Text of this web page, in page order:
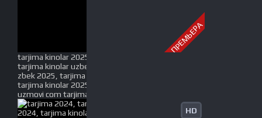
ПРЕМЬЕРА
tarjima kinolar 2025, uzbek tarjima kinolar 2025,
tarjima kinolar uzbek tilida 2025, tarjima kinolar o
zbek 2025, tarjima kinolar o zbek tilida 2025, yangi
tarjima kinolar 2025, uzmovi tarjima kinolar 2025,
uzmovi com tarjima kinolar 2025, uzbekcha t
HD